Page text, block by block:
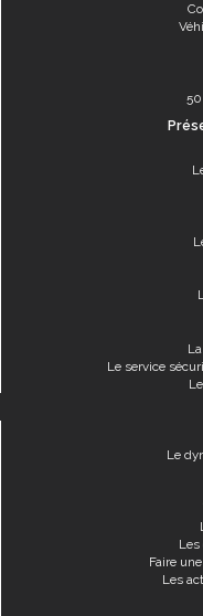
Le service
Le
Faire
Les